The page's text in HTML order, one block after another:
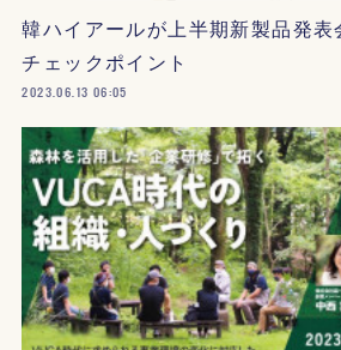
韓ハイアールが上半期新製品発
チェックポイント
2023.06.13 06:05